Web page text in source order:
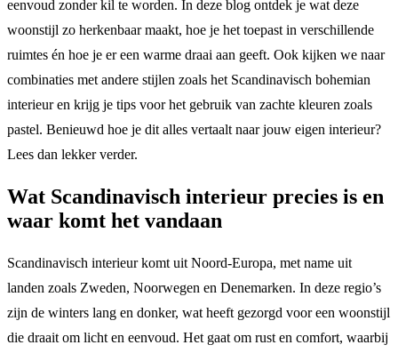
eenvoud zonder kil te worden. In deze blog ontdek je wat deze
woonstijl zo herkenbaar maakt, hoe je het toepast in verschillende
ruimtes én hoe je er een warme draai aan geeft. Ook kijken we naar
combinaties met andere stijlen zoals het Scandinavisch bohemian
interieur en krijg je tips voor het gebruik van zachte kleuren zoals
pastel. Benieuwd hoe je dit alles vertaalt naar jouw eigen interieur?
Lees dan lekker verder.
Wat Scandinavisch interieur precies is en
waar komt het vandaan
Scandinavisch interieur komt uit Noord-Europa, met name uit
landen zoals Zweden, Noorwegen en Denemarken. In deze regio’s
zijn de winters lang en donker, wat heeft gezorgd voor een woonstijl
die draait om licht en eenvoud. Het gaat om rust en comfort, waarbij